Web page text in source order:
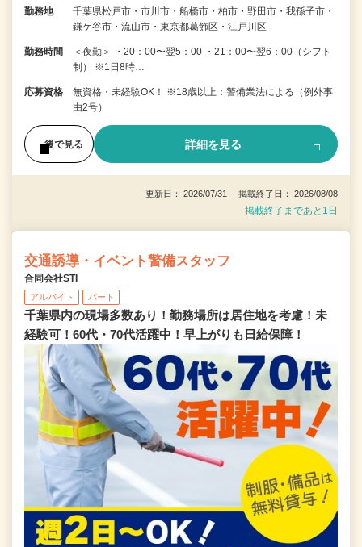
勤務地
千葉県松戸市・市川市・船橋市・柏市・野田市・我孫子市・
鎌ケ谷市・流山市・東京都葛飾区・江戸川区
勤務時間
＜夜勤＞ ・20：00〜翌5：00 ・21：00〜翌6：00（シフト
制） ※1日8時…
応募資格
無資格・未経験OK！ ※18歳以上：警備業法による（例外事
由2号）
後で見る 詳細を見る
更新日： 2026/07/31 掲載終了日： 2026/08/08
掲載終了まであと1日
交通誘導・イベント警備スタッフ
合同会社STI
アルバイト パート
千葉県内の現場多数あり！勤務場所は居住地を考慮！未
経験可！60代・70代活躍中！早上がりも日給保障！